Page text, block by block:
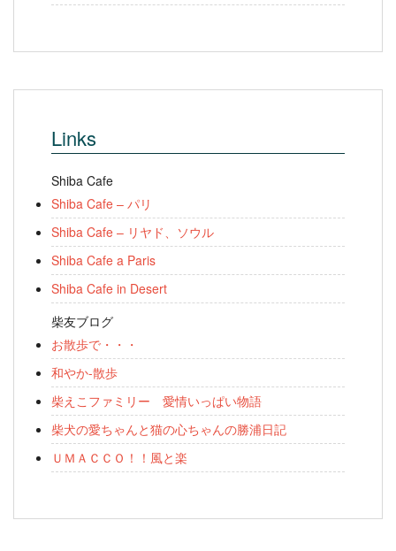
Links
Shiba Cafe
Shiba Cafe – パリ
Shiba Cafe – リヤド、ソウル
Shiba Cafe a Paris
Shiba Cafe in Desert
柴友ブログ
お散歩で・・・
和やか-散歩
柴えこファミリー 愛情いっぱい物語
柴犬の愛ちゃんと猫の心ちゃんの勝浦日記
ＵＭＡＣＣＯ！！風と楽